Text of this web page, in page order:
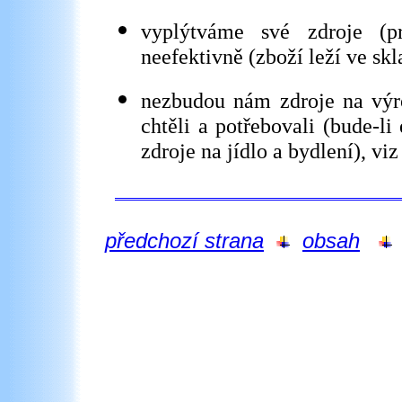
vyplýtváme své zdroje
neefektivně (zboží leží ve
nezbudou nám zdroje na
chtěli a potřebovali (bude-li
zdroje na jídlo a bydlení),
předchozí strana obsah